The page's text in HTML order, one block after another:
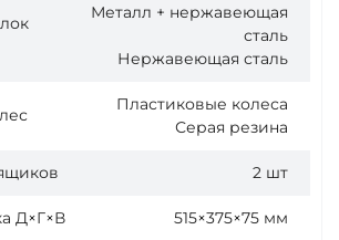
Металл + нержавеющая
сталь
Нержавеющая сталь
Пластиковые колеса
Серая резина
2 шт
Д×Г×В 515×375×75 мм